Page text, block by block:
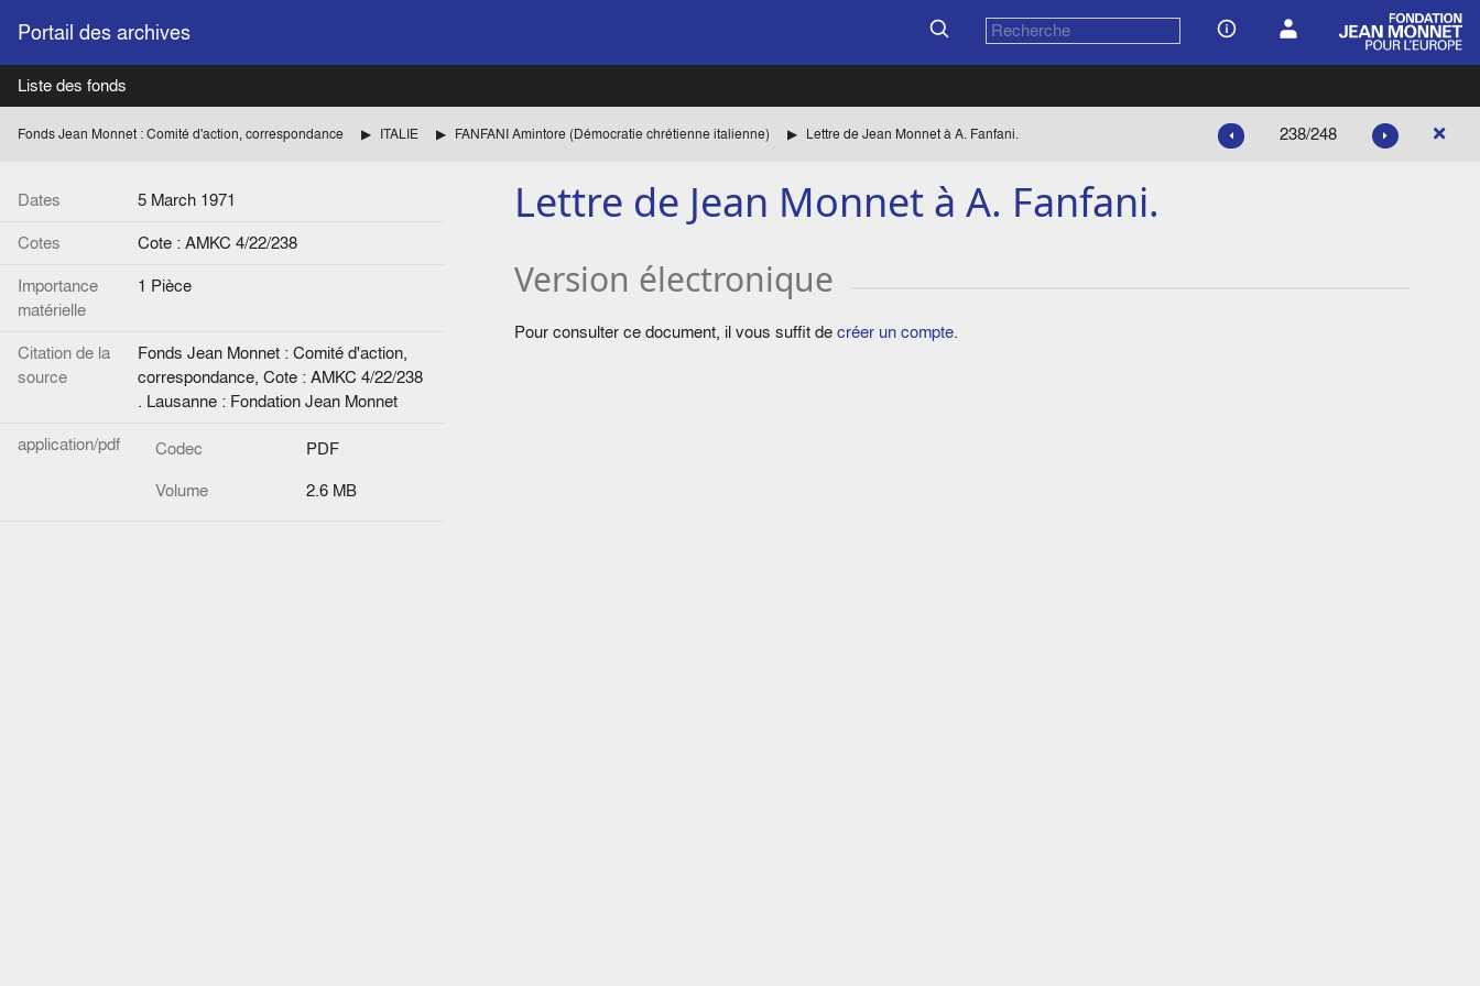
Portail des archives
Liste des fonds
Fonds Jean Monnet : Comité d'action, correspondance ITALIE FANFANI Amintore (Démocratie chrétienne italienne) Lettre de Jean Monnet à A. Fanfani. 238/248
Dates
5 March 1971
Cotes
Cote : AMKC 4/22/238
Importance
matérielle
1 Pièce
Citation de la
source
Fonds Jean Monnet : Comité d'action,
correspondance, Cote : AMKC 4/22/238
. Lausanne : Fondation Jean Monnet
application/pdf
Codec
PDF
Volume
2.6 MB
Lettre de Jean Monnet à A. Fanfani.
Version électronique
Pour consulter ce document, il vous suffit decréer un compte.